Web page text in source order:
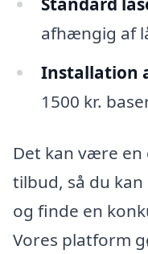
afhængig af
Installation
1500 kr.
Det kan være
tilbud, så du
og finde en
Vores platform